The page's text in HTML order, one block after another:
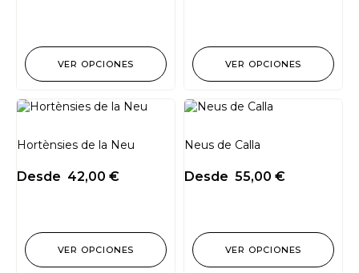
VER OPCIONES VER OPCIONES
Hortènsies de la Neu
Desde 42,00 €
VER OPCIONES
Neus de Calla
Desde 55,00 €
VER OPCIONES